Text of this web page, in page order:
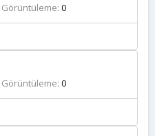
Görüntüleme 0
Görüntüleme 0